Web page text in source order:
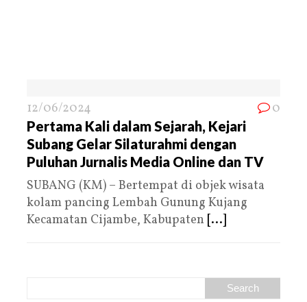
12/06/2024 0
Pertama Kali dalam Sejarah, Kejari
Subang Gelar Silaturahmi dengan
Puluhan Jurnalis Media Online dan TV
SUBANG (KM) – Bertempat di objek wisata
kolam pancing Lembah Gunung Kujang
Kecamatan Cijambe, Kabupaten [...]